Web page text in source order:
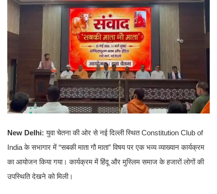
New Delhi:युवा चेतना की ओर से नई दिल्ली स्थित Constitution Club of
India के सभागार में “सबकी माता गौ माता” विषय पर एक भव्य व्याख्यान कार्यक्रम
का आयोजन किया गया। कार्यक्रम में हिंदू और मुस्लिम समाज के हजारों लोगों की
उपस्थिति देखने को मिली।